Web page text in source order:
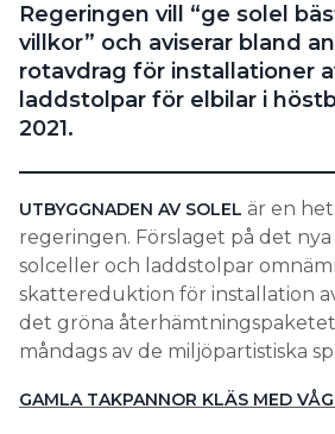
SEARCH
Regeringen vill “ge solel
villkor” och aviserar bland
rotavdrag för installationer
laddstolpar för elbilar i
2021.
UTBYGGNADEN AV SOLEL är en
regeringen. Förslaget på det
solceller och laddstolpar
skattereduktion för installation
det gröna
måndags av de miljöpartistiska
GAMLA TAKPANNOR KLÄS MED